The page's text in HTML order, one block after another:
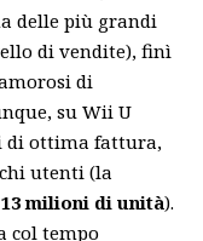
delle più grandi
di vendite), finì
di
su Wii U
di ottima fattura,
utenti (la
13 milioni di unità).
col tempo